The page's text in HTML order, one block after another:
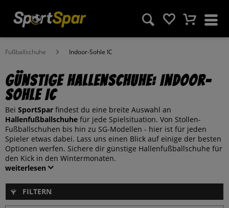
Fußballschuhe Indoor-Sohle IC
Günstige Hallenschuhe: Indoor-
Sohle IC
Bei SportSpar findest du eine breite Auswahl an
Hallenfußballschuhe für jede Spielsituation. Von Stollen-
Fußballschuhen bis hin zu SG-Modellen - hier ist für jeden
Spieler etwas dabei. Lass uns einen Blick auf einige der besten
Optionen werfen. Sichere dir günstige Hallenfußballschuhe für
den Kick in den Wintermonaten.
weiterlesen
FILTERN